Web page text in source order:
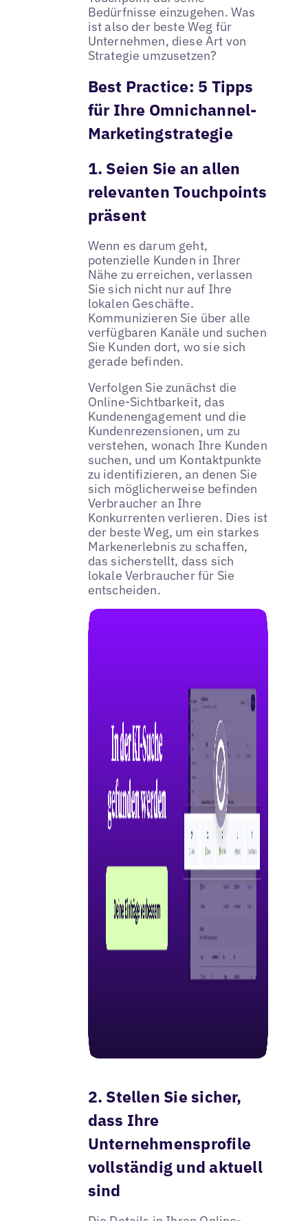
Bedürfnisse einzugehen. Was
ist also der beste Weg für
Unternehmen, diese Art von
Strategie umzusetzen?
Best Practice: 5 Tipps
für Ihre Omnichannel-
Marketingstrategie
1. Seien Sie an allen
relevanten Touchpoints
präsent
Wenn es darum geht,
potenzielle Kunden in Ihrer
Nähe zu erreichen, verlassen
Sie sich nicht nur auf Ihre
lokalen Geschäfte.
Kommunizieren Sie über alle
verfügbaren Kanäle und suchen
Sie Kunden dort, wo sie sich
gerade befinden.
Verfolgen Sie zunächst die
Online-Sichtbarkeit, das
Kundenengagement und die
Kundenrezensionen, um zu
verstehen, wonach Ihre Kunden
suchen, und um Kontaktpunkte
zu identifizieren, an denen Sie
sich möglicherweise befinden
Verbraucher an Ihre
Konkurrenten verlieren. Dies ist
der beste Weg, um ein starkes
Markenerlebnis zu schaffen,
das sicherstellt, dass sich
lokale Verbraucher für Sie
entscheiden.
2. Stellen Sie sicher,
dass Ihre
Unternehmensprofile
vollständig und aktuell
sind